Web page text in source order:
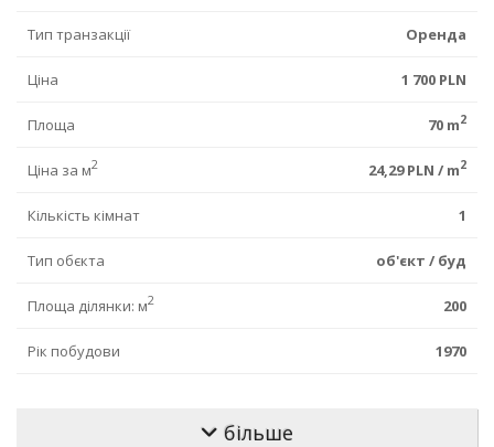
Тип транзакції Оренда
Ціна 1 700 PLN
Площа 70 m2
Ціна за м2 24,29 PLN / m2
Кількість кімнат 1
Тип обєкта об'єкт / буд
Площа ділянки: м2 200
Рік побудови 1970
більше